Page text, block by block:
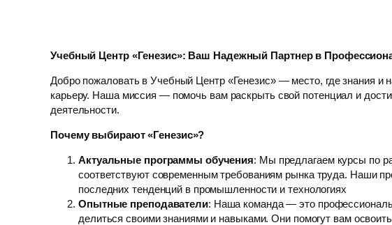
Учебный Центр «Генезис»: Ваш Надежный Партнер в
Добро пожаловать в Учебный Центр «Генезис» — место, где знания
карьеру. Наша миссия — помочь вам раскрыть свой потенциал и
деятельности.
Почему выбирают «Генезис»?
Актуальные программы обучения: Мы предлагаем курсы по
соответствуют современным требованиям рынка труда. Наши
последних тенденций в промышленности и технологиях
Опытные преподаватели: Наша команда — это
делиться своими знаниями и навыками. Они помогут вам